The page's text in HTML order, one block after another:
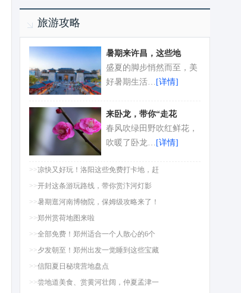
旅游攻略
暑期来许昌，这些地
盛夏的脚步悄然而至，美
好暑期生活… [详情]
来卧龙，带你“走花
春风吹绿田野吹红鲜花，
吹暖了卧龙… [详情]
>>凉快又好玩！洛阳这些免费打卡地，赶
>>开封这条游玩路线，带你赏汴河灯影
>>暑期逛河南博物院，保姆级攻略来了！
>>郑州赏荷地图来啦
>>全部免费！郑州适合一个人散心的6个
>>夕发朝至！郑州出发一觉睡到这些宝藏
>>信阳夏日秘境营地盘点
>>尝地道美食、赏黄河壮阔，仲夏孟津一